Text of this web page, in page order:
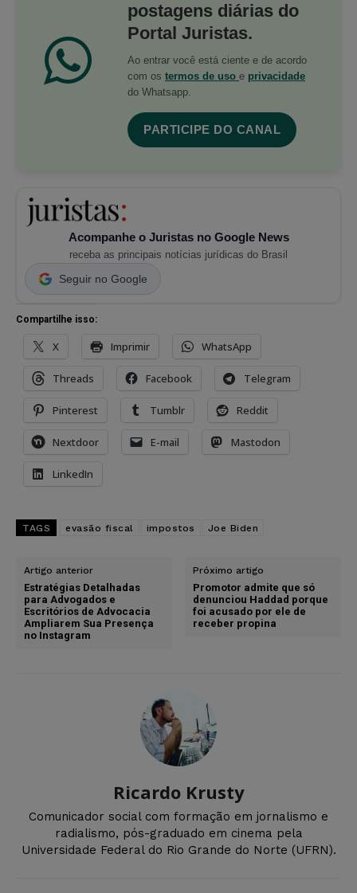
postagens diárias do
Portal Juristas.
Ao entrar você está ciente e de acordo
com os termos de uso e privacidade
do Whatsapp.
PARTICIPE DO CANAL
Acompanhe o Juristas no Google News
receba as principais notícias jurídicas do Brasil
Seguir no Google
Compartilhe isso:
X Imprimir WhatsApp
Threads Facebook Telegram
Pinterest Tumblr Reddit
Nextdoor E-mail Mastodon
LinkedIn
TAGS evasão fiscal impostos Joe Biden
Artigo anterior
Estratégias Detalhadas
para Advogados e
Escritórios de Advocacia
Ampliarem Sua Presença
no Instagram
Próximo artigo
Promotor admite que só
denunciou Haddad porque
foi acusado por ele de
receber propina
Ricardo Krusty
Comunicador social com formação em jornalismo e
radialismo, pós-graduado em cinema pela
Universidade Federal do Rio Grande do Norte (UFRN).